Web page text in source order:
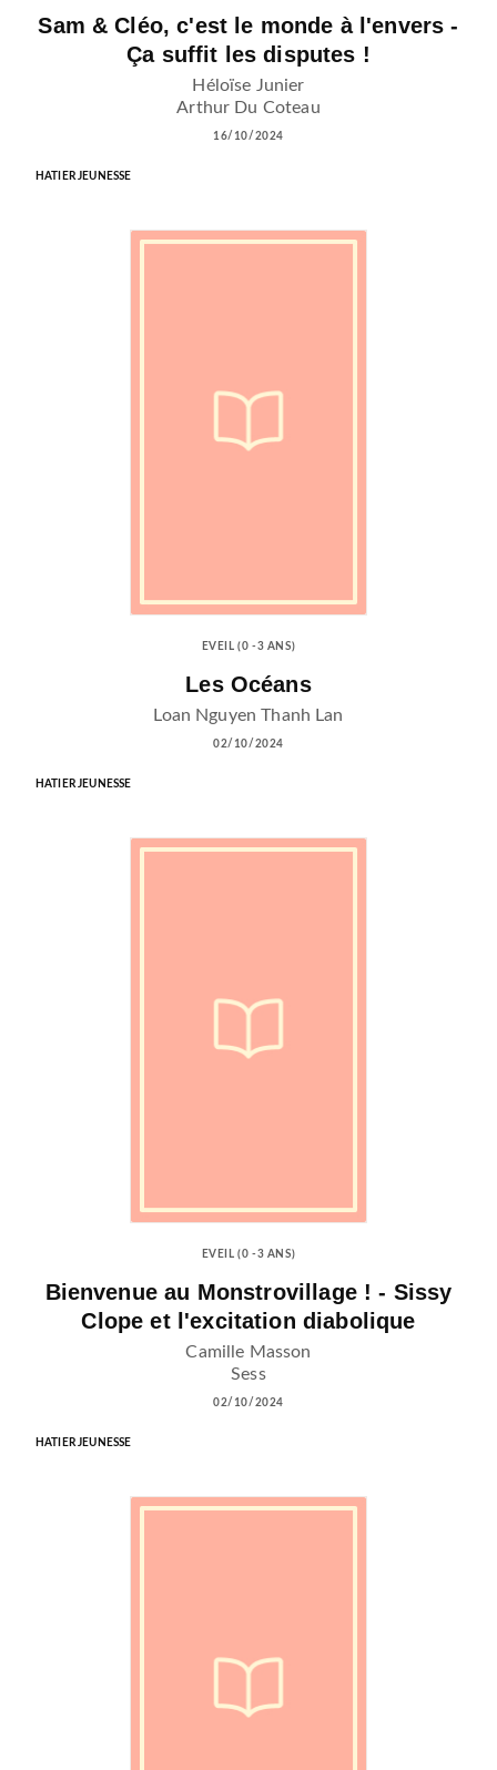
Sam & Cléo, c'est le monde à l'envers -
Ça suffit les disputes !
Héloïse Junier
Arthur Du Coteau
16/10/2024
HATIER JEUNESSE
EVEIL (0 -3 ANS)
Les Océans
Loan Nguyen Thanh Lan
02/10/2024
HATIER JEUNESSE
EVEIL (0 -3 ANS)
Bienvenue au Monstrovillage ! - Sissy
Clope et l'excitation diabolique
Camille Masson
Sess
02/10/2024
HATIER JEUNESSE